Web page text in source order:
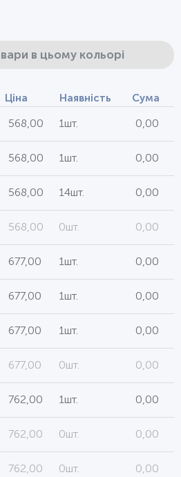
в цьому кольорі
Ціна Наявність Сума
568,00 1шт. 0,00
568,00 1шт. 0,00
568,00 14шт. 0,00
568,00 0шт. 0,00
677,00 1шт. 0,00
677,00 1шт. 0,00
677,00 1шт. 0,00
677,00 0шт. 0,00
762,00 1шт. 0,00
762,00 0шт. 0,00
762,00 0шт. 0,00